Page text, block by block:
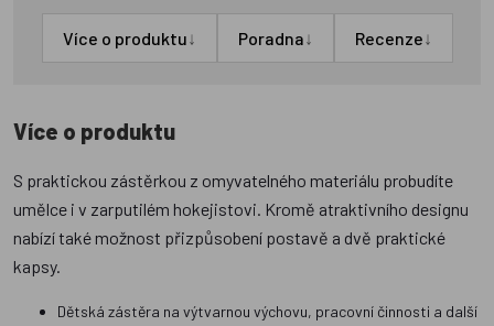
Více o produktu↓ Poradna↓ Recenze↓
Více o produktu
S praktickou zástěrkou z omyvatelného materiálu probudíte
umělce i v zarputilém hokejistovi. Kromě atraktivního designu
nabízí také možnost přizpůsobení postavě a dvě praktické
kapsy.
Dětská zástěra na výtvarnou výchovu, pracovní činnosti a další